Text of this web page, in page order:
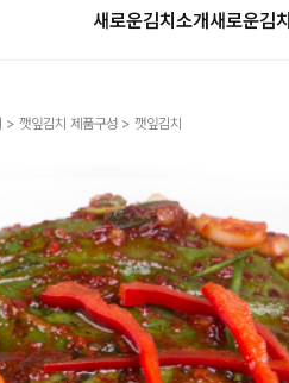
새로운김치소개새로운김치
> 깻잎김치 제품구성 > 깻잎김치